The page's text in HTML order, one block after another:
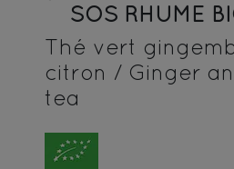
SOS RHUME
Thé vert
citron / Ginger
tea